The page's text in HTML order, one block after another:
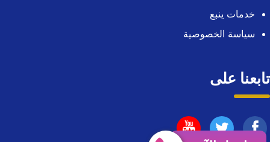
خدمات ينبع
سياسة الخصوصية
تابعنا على
تابعنا تابعنا تابعنا